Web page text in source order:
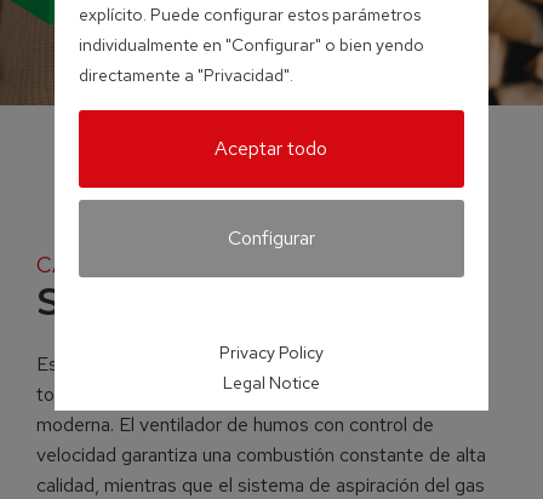
CALDERA DE LEÑA
S1 Turbo
Esta caldera de leña de Froling (de 15 – 20 kW) reúne
todas las características de la calefacción de biomasa
moderna. El ventilador de humos con control de
velocidad garantiza una combustión constante de alta
calidad, mientras que el sistema de aspiración del gas
explícito. Puede configurar estos parámetros
individualmente en "Configurar" o bien yendo
directamente a "Privacidad".
Aceptar todo
Configurar
Privacy Policy
Legal Notice